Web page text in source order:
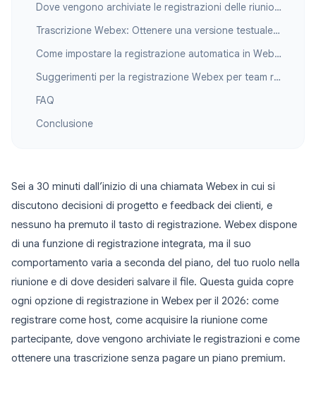
Dove vengono archiviate le registrazioni delle riunioni Webex?
Trascrizione Webex: Ottenere una versione testuale della tua riunione
Come impostare la registrazione automatica in Webex
Suggerimenti per la registrazione Webex per team remoti e ibridi
FAQ
Conclusione
Sei a 30 minuti dall’inizio di una chiamata Webex in cui si
discutono decisioni di progetto e feedback dei clienti, e
nessuno ha premuto il tasto di registrazione. Webex dispone
di una funzione di registrazione integrata, ma il suo
comportamento varia a seconda del piano, del tuo ruolo nella
riunione e di dove desideri salvare il file. Questa guida copre
ogni opzione di registrazione in Webex per il 2026: come
registrare come host, come acquisire la riunione come
partecipante, dove vengono archiviate le registrazioni e come
ottenere una trascrizione senza pagare un piano premium.